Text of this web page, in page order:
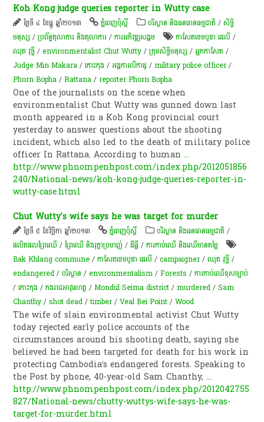
Koh Kong judge queries reporter in Wutty case
ថ្ងៃទី ៤ ខែធ្នូ ឆ្នាំ២០១៣ ភ្នំពេញប៉ុស្តិ៍ បរិស្ថាន និងធនធានធម្មជាតិ /សិទ្ធិ
មនុស្ស /ប្រព័ន្ធតុលាការ និងតុលាការ /ការ​អភិវឌ្ឍ​សង្គម កាសែតខេមបូឌា ដេលី /
ឈុត វុទ្ធី / environmentalist Chut Wutty /ក្រុមសិទ្ធិមនុស្ស /អ្នកកាសែត​ /
Judge Min Makara /កោះកុង /អង្គការលីកាដូ /military police officer/
Phorn Bopha /Rattana /reporter Phorn Bopha
One of the journalists on the scene when
environmentalist Chut Wutty was gunned down last
month appeared in a Koh Kong provincial court
yesterday to answer questions about the shooting
incident, which also led to the death of military police
officer In Rattana. According to human...
http://www.phnompenhpost.com/index.php/2012051856
240/National-news/koh-kong-judge-queries-reporter-in-
wutty-case.html
Chut Wutty's wife says he was target for murder
ថ្ងៃទី ៥ ខែវិច្ឆិកា ឆ្នាំ២០១៣ ភ្នំពេញប៉ុស្តិ៍ បរិស្ថាន និងធនធានធម្មជាតិ /
ផលិតផល​ព្រៃឈើ​ /ព្រៃឈើ និងរុក្ខាប្រមាញ់ /ដីធ្លី /ការកាប់​ឈើ និង​ឈើ​មានតម្លៃ​
Bak Khlang commune /កាសែតខេមបូឌា ដេលី /campaigner/ឈុត វុទ្ធី /
endangered /​បរិស្ថាន / environmentalism /Forests /ការកាប់ឈើខុសច្បាប់
/កោះកុង /កងរាជអាវុធហត្ថ /Mondul Seima district /murdered /Sam
Chanthy /shot dead /timber/Veal Bei Point /Wood
The wife of slain environmental activist Chut Wutty
today rejected early police accounts of the
circumstances around his shooting death, saying she
believed he had been targeted for death for his work in
protecting Cambodia’s endangered forests. Speaking to
the Post by phone, 40-year-old Sam Chanthy,...
http://www.phnompenhpost.com/index.php/2012042755
827/National-news/chutty-wuttys-wife-says-he-was-
target-for-murder.html